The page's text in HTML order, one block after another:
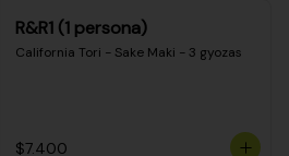
R&R1 (1 persona)
California Tori - Sake Maki - 3 gyozas
$7.400